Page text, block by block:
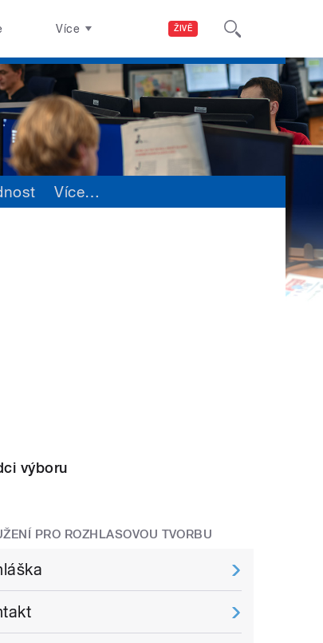
ŽIVĚ
Více
Více…
výboru
PRO ROZHLASOVOU TVORBU